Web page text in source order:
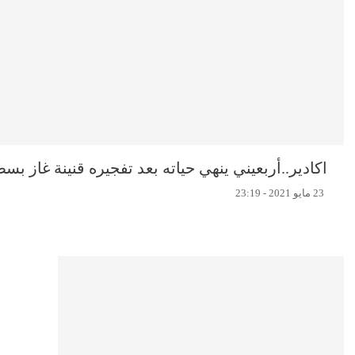
اكادير..أربعيني ينهي حياته بعد تفجيره قنينة غاز
23 مايو 2021 - 23:19